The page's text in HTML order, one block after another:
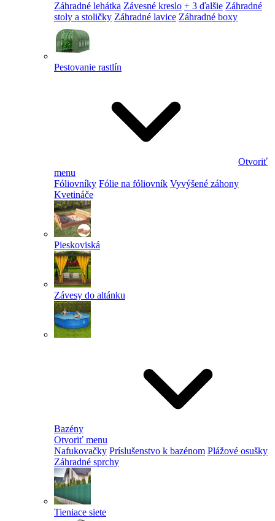
Záhradné lehátka Závesné kreslo + 3 ďalšie Záhradné
stoly a stoličky Záhradné lavice Záhradné boxy
Pestovanie rastlín
Otvoriť
menu
Fóliovníky Fólie na fóliovník Vyvýšené záhony
Kvetináče
Pieskoviská
Závesy do altánku
Bazény
Otvoriť menu
Nafukovačky Príslušenstvo k bazénom Plážové osušky
Záhradné sprchy
Tieniace siete